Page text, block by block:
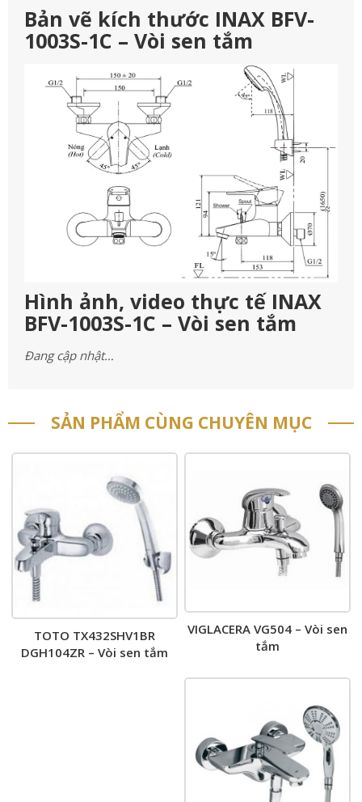
Bản vẽ kích thước INAX BFV-
1003S-1C – Vòi sen tắm
Hình ảnh, video thực tế INAX
BFV-1003S-1C – Vòi sen tắm
Đang cập nhật…
SẢN PHẨM CÙNG CHUYÊN MỤC
TOTO TX432SHV1BR
DGH104ZR – Vòi sen tắm
VIGLACERA VG504 – Vòi sen
tắm